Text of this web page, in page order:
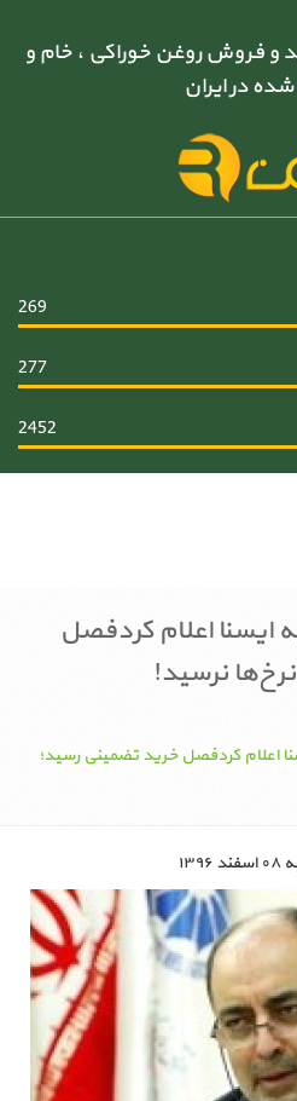
فروش روغن خوراکی ، خام و
در ایران
269
277
2452
ایسنا اعلام کردفصل
نرسید!
اعلام کردفصل خرید تضمینی رسید؛